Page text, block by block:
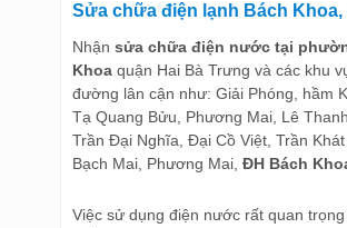
Sửa chữa điện lạnh Bách Khoa,
Nhận sửa chữa điện nước tại
Khoa quận Hai Bà Trưng và các khu
đường lân cận như: Giải Phóng, hầm
Tạ Quang Bửu, Phương Mai, Lê
Trần Đại Nghĩa, Đại Cồ Việt, Trần Khát
Bạch Mai, Phương Mai, ĐH Bách
Việc sử dụng điện nước rất quan trọng